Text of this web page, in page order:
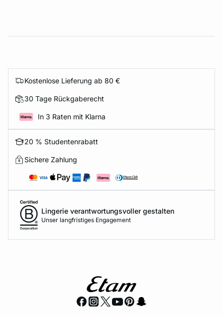
Kostenlose Lieferung ab 80 €
30 Tage Rückgaberecht
In 3 Raten mit Klarna
20 % Studentenrabatt
Sichere Zahlung
Lingerie verantwortungsvoller gestalten
Unser langfristiges Engagement